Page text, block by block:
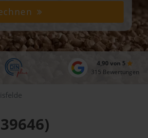
4,90 von 5
315 Bewertungen